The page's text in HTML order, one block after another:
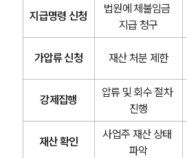
지급명령 신청
법원에 체불임금
지급 청구
가압류 신청 재산 처분 제한
강제집행
압류 및 회수 절차
진행
재산 확인
사업주 재산 상태
파악